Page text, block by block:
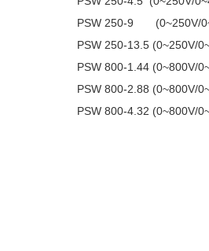
PSW 250-9 (0~250V/
PSW 250-13.5 (0~250V/
PSW 800-1.44 (0~800V/
PSW 800-2.88 (0~800V/
PSW 800-4.32 (0~800V/